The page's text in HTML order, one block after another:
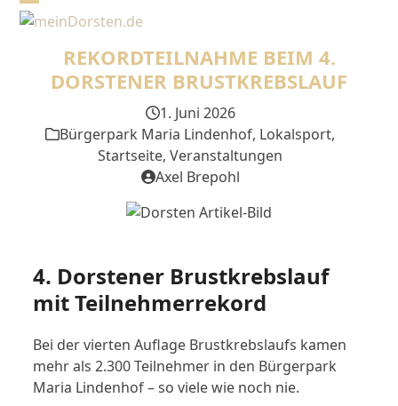
SkipOpen
mobile
menu
Close
mobile
menu
REKORDTEILNAHME BEIM 4.
DORSTENER BRUSTKREBSLAUF
1. Juni 2026
Bürgerpark Maria Lindenhof, Lokalsport,
Startseite, Veranstaltungen
Axel Brepohl
4. Dorstener Brustkrebslauf
mit Teilnehmerrekord
Bei der vierten Auflage Brustkrebslaufs kamen
mehr als 2.300 Teilnehmer in den Bürgerpark
Maria Lindenhof – so viele wie noch nie.